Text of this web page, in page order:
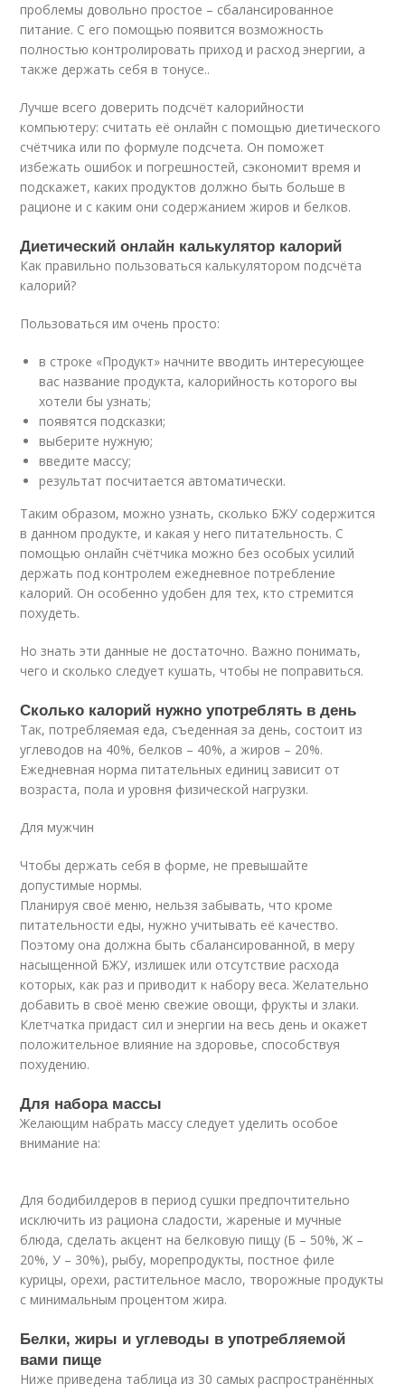
проблемы довольно простое – сбалансированное
питание. С его помощью появится возможность
полностью контролировать приход и расход энергии, а
также держать себя в тонусе..
Лучше всего доверить подсчёт калорийности
компьютеру: считать её онлайн с помощью диетического
счётчика или по формуле подсчета. Он поможет
избежать ошибок и погрешностей, сэкономит время и
подскажет, каких продуктов должно быть больше в
рационе и с каким они содержанием жиров и белков.
Диетический онлайн калькулятор калорий
Как правильно пользоваться калькулятором подсчёта
калорий?
Пользоваться им очень просто:
в строке «Продукт» начните вводить интересующее
вас название продукта, калорийность которого вы
хотели бы узнать;
появятся подсказки;
выберите нужную;
введите массу;
результат посчитается автоматически.
Таким образом, можно узнать, сколько БЖУ содержится
в данном продукте, и какая у него питательность. С
помощью онлайн счётчика можно без особых усилий
держать под контролем ежедневное потребление
калорий. Он особенно удобен для тех, кто стремится
похудеть.
Но знать эти данные не достаточно. Важно понимать,
чего и сколько следует кушать, чтобы не поправиться.
Сколько калорий нужно употреблять в день
Так, потребляемая еда, съеденная за день, состоит из
углеводов на 40%, белков – 40%, а жиров – 20%.
Ежедневная норма питательных единиц зависит от
возраста, пола и уровня физической нагрузки.
Для мужчин
Чтобы держать себя в форме, не превышайте
допустимые нормы.
Планируя своё меню, нельзя забывать, что кроме
питательности еды, нужно учитывать её качество.
Поэтому она должна быть сбалансированной, в меру
насыщенной БЖУ, излишек или отсутствие расхода
которых, как раз и приводит к набору веса. Желательно
добавить в своё меню свежие овощи, фрукты и злаки.
Клетчатка придаст сил и энергии на весь день и окажет
положительное влияние на здоровье, способствуя
похудению.
Для набора массы
Желающим набрать массу следует уделить особое
внимание на:
Для бодибилдеров в период сушки предпочтительно
исключить из рациона сладости, жареные и мучные
блюда, сделать акцент на белковую пищу (Б – 50%, Ж –
20%, У – 30%), рыбу, морепродукты, постное филе
курицы, орехи, растительное масло, творожные продукты
с минимальным процентом жира.
Белки, жиры и углеводы в употребляемой
вами пище
Ниже приведена таблица из 30 самых распространённых